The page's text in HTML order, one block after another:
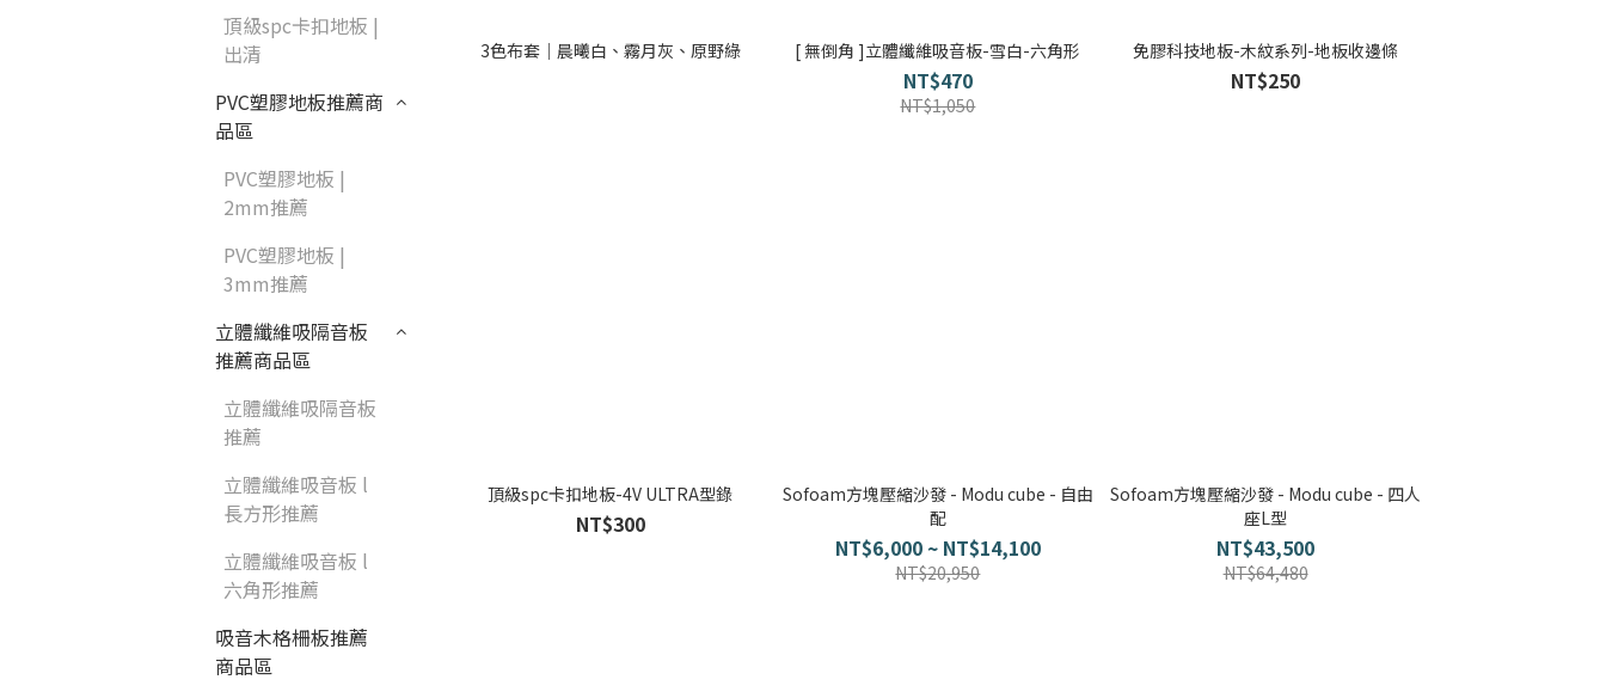
浴室防止滑
頂級spc卡扣地板 |
出清
PVC塑膠地板推薦商
品區
PVC塑膠地板 |
2mm推薦
PVC塑膠地板 |
3mm推薦
立體纖維吸隔音板
推薦商品區
立體纖維吸隔音板
推薦
立體纖維吸音板 l
長方形推薦
立體纖維吸音板 l
六角形推薦
吸音木格柵板推薦
商品區
3色布套｜晨曦白、霧月灰、原野綠 [ 無倒角 ]立體纖維吸音板-雪白-六角形
NT$470
NT$1,050
免膠科技地板-木紋系列-地板收邊條
NT$250
頂級spc卡扣地板-4V ULTRA型錄
NT$300
Sofoam方塊壓縮沙發 - Modu cube - 自由
配
NT$6,000 ~ NT$14,100
NT$20,950
Sofoam方塊壓縮沙發 - Modu cube - 四人
座L型
NT$43,500
NT$64,480